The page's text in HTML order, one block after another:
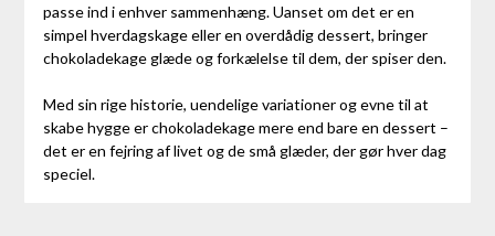
passe ind i enhver sammenhæng. Uanset om det er en
simpel hverdagskage eller en overdådig dessert, bringer
chokoladekage glæde og forkælelse til dem, der spiser den.
Med sin rige historie, uendelige variationer og evne til at
skabe hygge er chokoladekage mere end bare en dessert –
det er en fejring af livet og de små glæder, der gør hver dag
speciel.